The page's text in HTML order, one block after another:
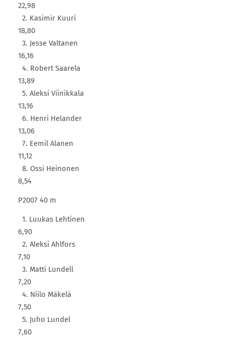
22,98
2. Kasimir Kuuri
18,80
3. Jesse Valtanen
16,16
4. Robert Saarela
13,89
5. Aleksi Viinikkala
13,16
6. Henri Helander
13,06
7. Eemil Alanen
11,12
8. Ossi Heinonen
8,54
P2007 40 m
1. Luukas Lehtinen
6,90
2. Aleksi Ahlfors
7,10
3. Matti Lundell
7,20
4. Niilo Mäkelä
7,50
5. Juho Lundel
7,60